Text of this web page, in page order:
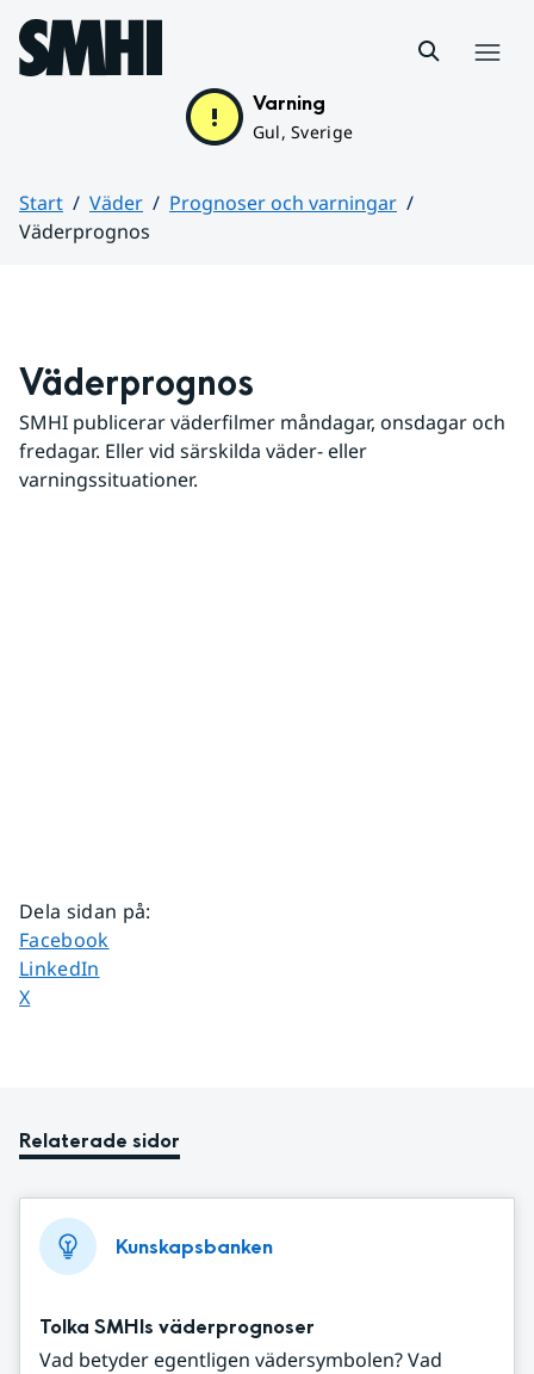
Hoppa till sidans innehåll
Varning
Gul, Sverige
Start Väder
Prognoser och varningar
Väderprognos
Väderprognos
SMHI publicerar väderfilmer måndagar, onsdagar och
fredagar. Eller vid särskilda väder- eller
varningssituationer.
Dela sidan på:
Dela sidan på
Facebook
Dela sidan på
LinkedIn
Dela sidan på
X
Relaterade sidor
Kunskapsbanken
Tolka SMHIs väderprognoser
Vad betyder egentligen vädersymbolen? Vad